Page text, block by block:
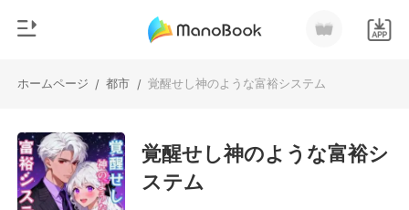
ホームページ / 都市 / 覚醒せし神のような富裕システム
チャージ
閲覧履歴
ジャンル
都市
覚醒せし神のような富裕シ
ステム